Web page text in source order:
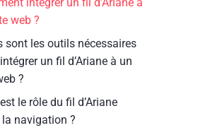
web ?
sont les outils nécessaires
un fil d’Ariane à un
?
le rôle du fil d’Ariane
navigation ?